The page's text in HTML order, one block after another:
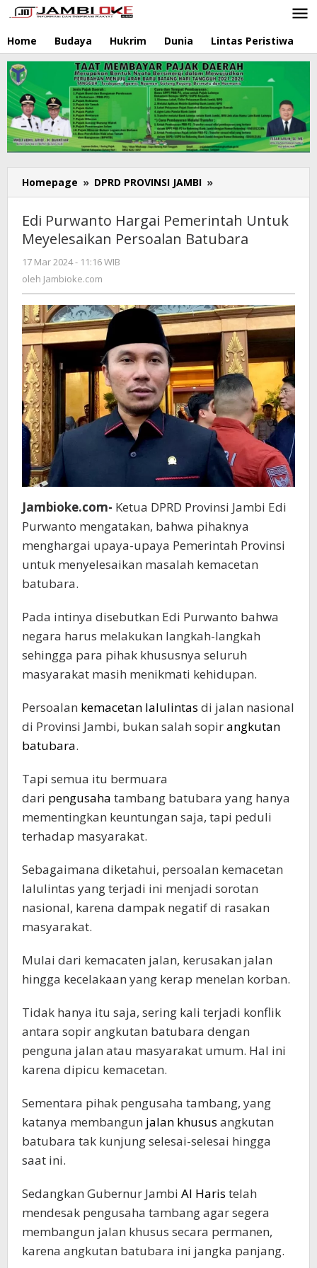
Lewati
ke
konten
Home Budaya Hukrim Dunia Lintas Peristiwa
Homepage » DPRD PROVINSI JAMBI »
Purwanto
Hargai
Pemerintah
Untuk
Edi Purwanto Hargai Pemerintah Untuk
Meyelesaikan Persoalan Batubara
17 Mar 2024 - 11:16 WIB
oleh Jambioke.com
Jambioke.com- Ketua DPRD Provinsi Jambi Edi
Purwanto mengatakan, bahwa pihaknya
menghargai upaya-upaya Pemerintah Provinsi
untuk menyelesaikan masalah kemacetan
batubara.
Pada intinya disebutkan Edi Purwanto bahwa
negara harus melakukan langkah-langkah
sehingga para pihak khususnya seluruh
masyarakat masih menikmati kehidupan.
Persoalan kemacetan lalulintas di jalan nasional
di Provinsi Jambi, bukan salah sopirangkutan
batubara.
Tapi semua itu bermuara
dari pengusaha tambang batubara yang hanya
mementingkan keuntungan saja, tapi peduli
terhadap masyarakat.
Sebagaimana diketahui, persoalan kemacetan
lalulintas yang terjadi ini menjadi sorotan
nasional, karena dampak negatif di rasakan
masyarakat.
Mulai dari kemacaten jalan, kerusakan jalan
hingga kecelakaan yang kerap menelan korban.
Tidak hanya itu saja, sering kali terjadi konflik
antara sopir angkutan batubara dengan
penguna jalan atau masyarakat umum. Hal ini
karena dipicu kemacetan.
Sementara pihak pengusaha tambang, yang
katanya membangun jalan khusus angkutan
batubara tak kunjung selesai-selesai hingga
saat ini.
Sedangkan Gubernur Jambi Al Haris telah
mendesak pengusaha tambang agar segera
membangun jalan khusus secara permanen,
karena angkutan batubara ini jangka panjang.